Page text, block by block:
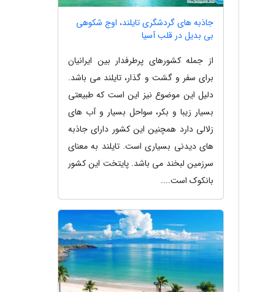
جاذبه های گردشگری تایلند، اوج شکوهی
بی بدیل در قلب آسیا
از جمله کشورهای پرطرفدار بین ایرانیان
برای سفر و گشت و گذار، تایلند می باشد.
دلیل این موضوع نیز این است که طبیعتی
بسیار زیبا و بکر، سواحل بسیار و آب های
زلالی دارد همچنین این کشور دارای جاذبه
های دیدنی بسیاری است. تایلند به معنای
سرزمین لبخند می باشد. پایتخت این کشور
بانکوک است....